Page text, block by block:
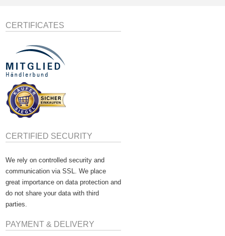
CERTIFICATES
CERTIFIED SECURITY
We rely on controlled security and
communication via SSL. We place
great importance on data protection and
do not share your data with third
parties.
PAYMENT & DELIVERY